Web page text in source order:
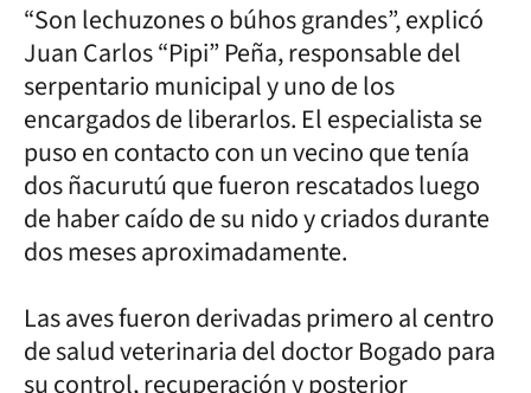
“Son lechuzones o búhos grandes”, explicó
Juan Carlos “Pipi” Peña, responsable del
serpentario municipal y uno de los
encargados de liberarlos. El especialista se
puso en contacto con un vecino que tenía
dos ñacurutú que fueron rescatados luego
de haber caído de su nido y criados durante
dos meses aproximadamente.
Las aves fueron derivadas primero al centro
de salud veterinaria del doctor Bogado para
su control, recuperación y posterior